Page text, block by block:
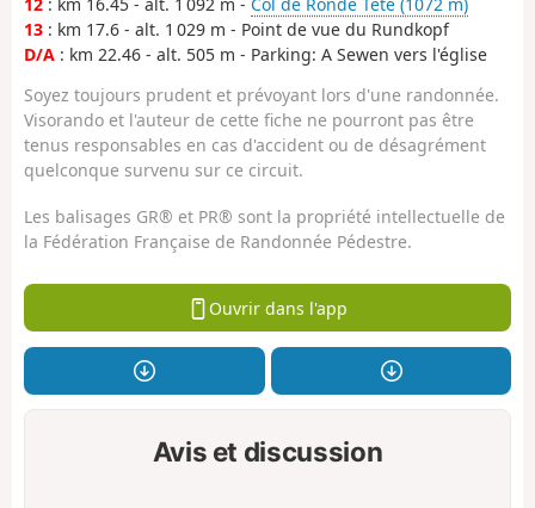
12 : km 16.45 - alt. 1 092 m - Col de Ronde Tête (1072 m)
13 : km 17.6 - alt. 1 029 m - Point de vue du Rundkopf
D/A : km 22.46 - alt. 505 m - Parking: A Sewen vers l'église
Soyez toujours prudent et prévoyant lors d'une randonnée.
Visorando et l'auteur de cette fiche ne pourront pas être
tenus responsables en cas d'accident ou de désagrément
quelconque survenu sur ce circuit.
Les balisages GR® et PR® sont la propriété intellectuelle de
la Fédération Française de Randonnée Pédestre.
Ouvrir dans l'app
Avis et discussion